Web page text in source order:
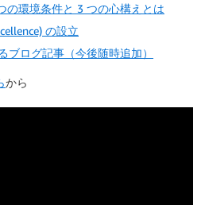
の環境条件と 3 つの心構えとは
の設立
ブログ記事（今後随時追加）
から